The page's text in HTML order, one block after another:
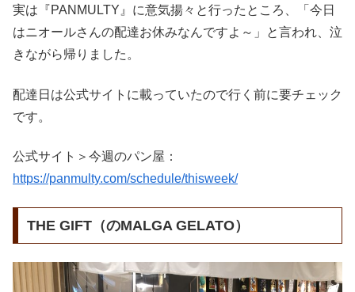
実は『PANMULTY』に意気揚々と行ったところ、「今日
はニオールさんの配達お休みなんですよ～」と言われ、泣
きながら帰りました。
配達日は公式サイトに載っていたので行く前に要チェック
です。
公式サイト＞今週のパン屋：
https://panmulty.com/schedule/thisweek/
THE GIFT（のMALGA GELATO）